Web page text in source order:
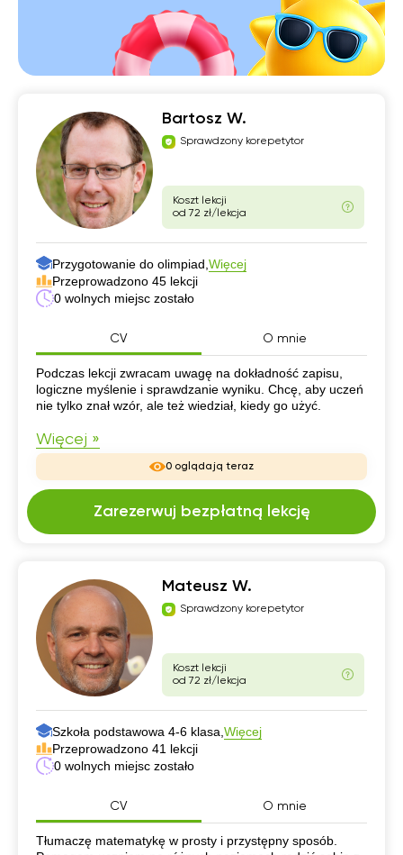
Bartosz W.
Sprawdzony korepetytor
Koszt lekcji
od 72 zł/lekcja
Przygotowanie do olimpiad, Więcej
Przeprowadzono 45 lekcji
0 wolnych miejsc zostało
CV O mnie
CV
Podczas lekcji zwracam uwagę na dokładność zapisu,
logiczne myślenie i sprawdzanie wyniku. Chcę, aby uczeń
nie tylko znał wzór, ale też wiedział, kiedy go użyć.
Więcej »
0 oglądają teraz
Zarezerwuj bezpłatną lekcję
Mateusz W.
Sprawdzony korepetytor
Koszt lekcji
od 72 zł/lekcja
Szkoła podstawowa 4-6 klasa, Więcej
Przeprowadzono 41 lekcji
0 wolnych miejsc zostało
CV O mnie
CV
Tłumaczę matematykę w prosty i przystępny sposób.